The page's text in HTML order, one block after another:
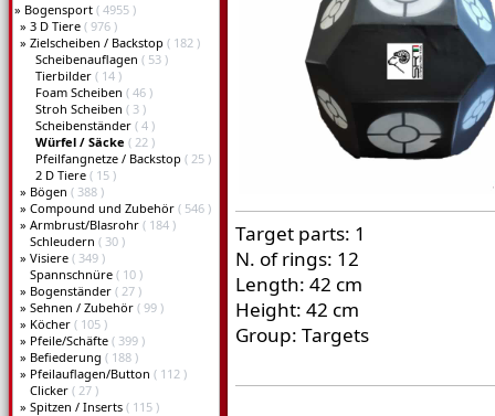
» Bogensport ( 4955 )
» 3 D Tiere ( 976 )
» Zielscheiben / Backstop ( 182 )
Scheibenauflagen ( 53 )
Tierbilder ( 14 )
Foam Scheiben ( 46 )
Stroh Scheiben ( 3 )
Scheibenständer ( 4 )
Würfel / Säcke ( 22 )
Pfeilfangnetze / Backstop ( 25 )
2 D Tiere ( 15 )
» Bögen ( 388 )
» Compound und Zubehör ( 546 )
» Armbrust/Blasrohr ( 184 )
Schleudern ( 30 )
» Visiere ( 349 )
Spannschnüre ( 10 )
» Bogenständer ( 27 )
» Sehnen / Zubehör ( 99 )
» Köcher ( 105 )
» Pfeile/Schäfte ( 399 )
» Befiederung ( 188 )
» Pfeilauflagen/Button ( 112 )
Clicker ( 27 )
» Spitzen / Inserts ( 115 )
Target parts: 1
N. of rings: 12
Length: 42 cm
Height: 42 cm
Group: Targets